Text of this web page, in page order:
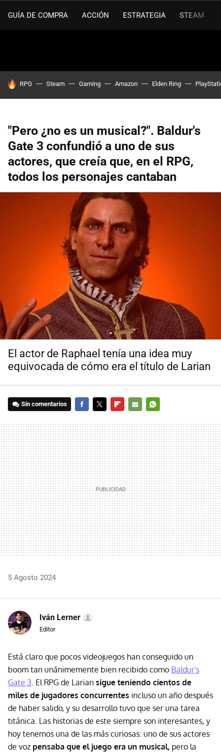
GUÍA DE COMPRA ACCIÓN ESTRATEGIA STEAM
HOY SE HABLA DE
RPG Steam Gaming Amazon Elden Ring
"Pero ¿no es un musical?". Baldur's
Gate 3 confundió a uno de sus
actores, que creía que, en el RPG,
todos los personajes cantaban
El actor de Raphael tenía una idea muy
equivocada de cómo era el título de Larian
Sin comentarios
MAIL
5 Agosto 2024
Iván Lerner
Editor
Está claro que pocos videojuegos han conseguido un
boom tan unánimemente bien recibido como Baldur's
Gate 3. El RPG de Larian sigue teniendo cientos de
miles de jugadores concurrentes incluso un año después
de haber salido, y su desarrollo tuvo que ser una tarea
titánica. Las historias de este siempre son interesantes, y
hoy tenemos una de las más curiosas: uno de sus actores
de voz pensaba que el juego era un musical, pero la